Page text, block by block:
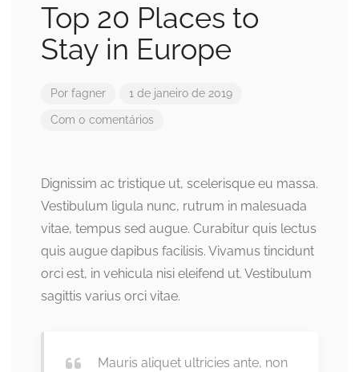
Top 20 Places to
Stay in Europe
Por fagner 1 de janeiro de 2019
Com 0 comentários
Dignissim ac tristique ut, scelerisque eu massa.
Vestibulum ligula nunc, rutrum in malesuada
vitae, tempus sed augue. Curabitur quis lectus
quis augue dapibus facilisis. Vivamus tincidunt
orci est, in vehicula nisi eleifend ut. Vestibulum
sagittis varius orci vitae.
Mauris aliquet ultricies ante, non